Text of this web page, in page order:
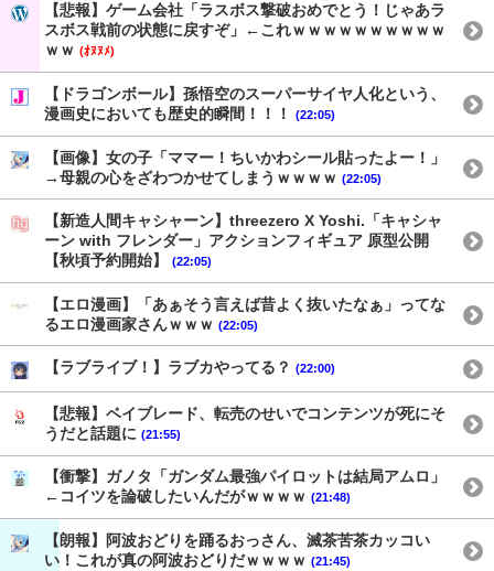
【悲報】ゲーム会社「ラスボス撃破おめでとう！じゃあラ
スボス戦前の状態に戻すぞ」←これｗｗｗｗｗｗｗｗｗｗ
ｗｗ (ｵﾇﾇﾒ)
【ドラゴンボール】孫悟空のスーパーサイヤ人化という、
漫画史においても歴史的瞬間！！！
(22:05)
【画像】女の子「ママー！ちいかわシール貼ったよー！」
→母親の心をざわつかせてしまうｗｗｗｗ (22:05)
【新造人間キャシャーン】threezero X Yoshi.「キャシャ
ーン with フレンダー」アクションフィギュア 原型公開
【秋頃予約開始】
(22:05)
【エロ漫画】「あぁそう言えば昔よく抜いたなぁ」ってな
るエロ漫画家さんｗｗｗ (22:05)
【ラブライブ！】ラブカやってる？ (22:00)
【悲報】ベイブレード、転売のせいでコンテンツが死にそ
うだと話題に (21:55)
【衝撃】ガノタ「ガンダム最強パイロットは結局アムロ」
←コイツを論破したいんだがｗｗｗｗ (21:48)
【朗報】阿波おどりを踊るおっさん、滅茶苦茶カッコい
い！これが真の阿波おどりだｗｗｗｗ (21:45)